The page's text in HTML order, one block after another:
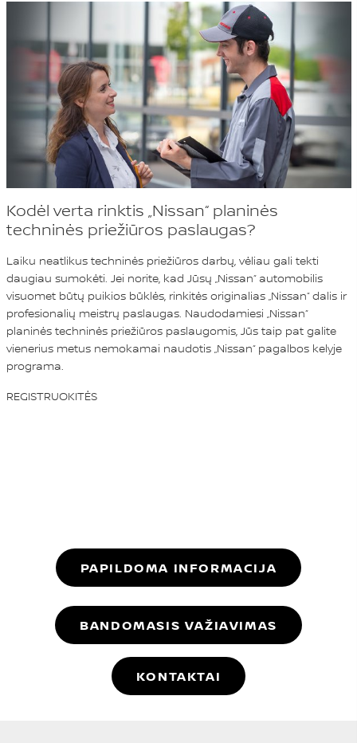
Kodėl verta rinktis „Nissan“ planinės
techninės priežiūros paslaugas?
Laiku neatlikus techninės priežiūros darbų, vėliau gali tekti
daugiau sumokėti. Jei norite, kad Jūsų „Nissan“ automobilis
visuomet būtų puikios būklės, rinkitės originalias „Nissan“ dalis ir
profesionalių meistrų paslaugas. Naudodamiesi „Nissan“
planinės techninės priežiūros paslaugomis, Jūs taip pat galite
vienerius metus nemokamai naudotis „Nissan“ pagalbos kelyje
programa.
REGISTRUOKITĖS
PAPILDOMA INFORMACIJA
BANDOMASIS VAŽIAVIMAS
KONTAKTAI